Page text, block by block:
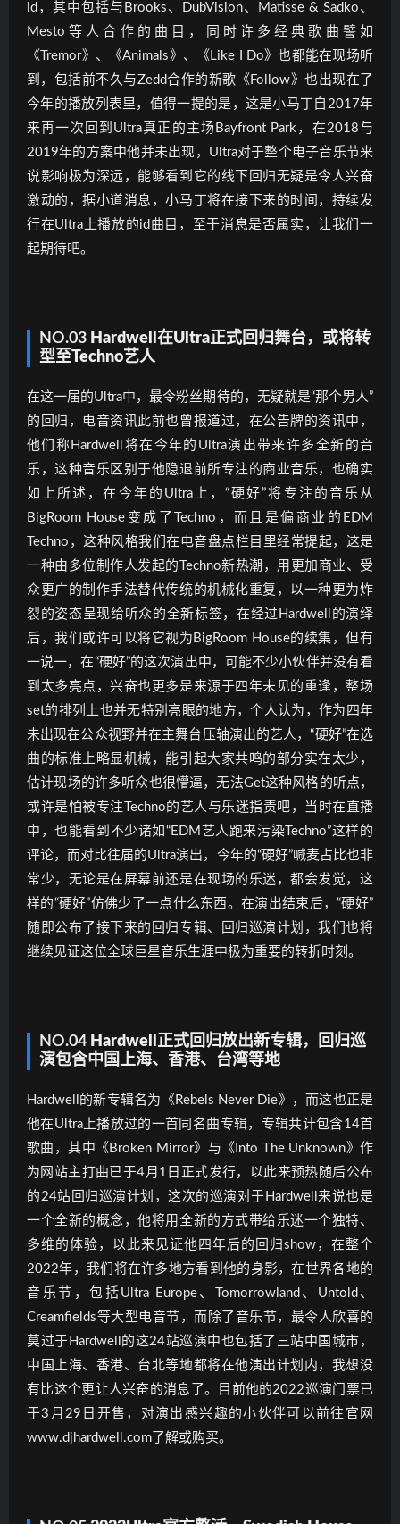
id，其中包括与Brooks、DubVision、Matisse & Sadko、
Mesto等人合作的曲目，同时许多经典歌曲譬如
《Tremor》、《Animals》、《Like I Do》也都能在现场听
到，包括前不久与Zedd合作的新歌《Follow》也出现在了
今年的播放列表里，值得一提的是，这是小马丁自2017年
来再一次回到Ultra真正的主场Bayfront Park，在2018与
2019年的方案中他并未出现，Ultra对于整个电子音乐节来
说影响极为深远，能够看到它的线下回归无疑是令人兴奋
激动的，据小道消息，小马丁将在接下来的时间，持续发
行在Ultra上播放的id曲目，至于消息是否属实，让我们一
起期待吧。
NO.03 Hardwell在Ultra正式回归舞台，或将转
型至Techno艺人
在这一届的Ultra中，最令粉丝期待的，无疑就是“那个男人”
的回归，电音资讯此前也曾报道过，在公告牌的资讯中，
他们称Hardwell将在今年的Ultra演出带来许多全新的音
乐，这种音乐区别于他隐退前所专注的商业音乐，也确实
如上所述，在今年的Ultra上，“硬好”将专注的音乐从
BigRoom House变成了Techno，而且是偏商业的EDM
Techno，这种风格我们在电音盘点栏目里经常提起，这是
一种由多位制作人发起的Techno新热潮，用更加商业、受
众更广的制作手法替代传统的机械化重复，以一种更为炸
裂的姿态呈现给听众的全新标签，在经过Hardwell的演绎
后，我们或许可以将它视为BigRoom House的续集，但有
一说一，在“硬好”的这次演出中，可能不少小伙伴并没有看
到太多亮点，兴奋也更多是来源于四年未见的重逢，整场
set的排列上也并无特别亮眼的地方，个人认为，作为四年
未出现在公众视野并在主舞台压轴演出的艺人，“硬好”在选
曲的标准上略显机械，能引起大家共鸣的部分实在太少，
估计现场的许多听众也很懵逼，无法Get这种风格的听点，
或许是怕被专注Techno的艺人与乐迷指责吧，当时在直播
中，也能看到不少诸如“EDM艺人跑来污染Techno”这样的
评论，而对比往届的Ultra演出，今年的“硬好”喊麦占比也非
常少，无论是在屏幕前还是在现场的乐迷，都会发觉，这
样的“硬好”仿佛少了一点什么东西。在演出结束后，“硬好”
随即公布了接下来的回归专辑、回归巡演计划，我们也将
继续见证这位全球巨星音乐生涯中极为重要的转折时刻。
NO.04 Hardwell正式回归放出新专辑，回归巡
演包含中国上海、香港、台湾等地
Hardwell的新专辑名为《Rebels Never Die》，而这也正是
他在Ultra上播放过的一首同名曲专辑，专辑共计包含14首
歌曲，其中《Broken Mirror》与《Into The Unknown》作
为网站主打曲已于4月1日正式发行，以此来预热随后公布
的24站回归巡演计划，这次的巡演对于Hardwell来说也是
一个全新的概念，他将用全新的方式带给乐迷一个独特、
多维的体验，以此来见证他四年后的回归show，在整个
2022年，我们将在许多地方看到他的身影，在世界各地的
音乐节，包括Ultra Europe、Tomorrowland、Untold、
Creamfields等大型电音节，而除了音乐节，最令人欣喜的
莫过于Hardwell的这24站巡演中也包括了三站中国城市，
中国上海、香港、台北等地都将在他演出计划内，我想没
有比这个更让人兴奋的消息了。目前他的2022巡演门票已
于3月29日开售，对演出感兴趣的小伙伴可以前往官网
www.djhardwell.com了解或购买。